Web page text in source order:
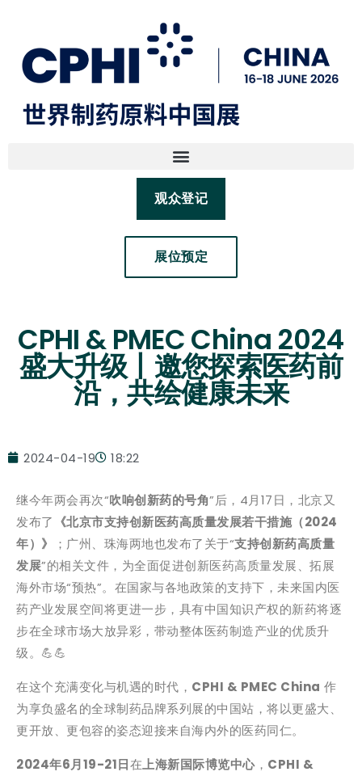
观众登记
展位预定
CPHI & PMEC China 2024
盛大升级丨邀您探索医药前
沿，共绘健康未来
2024-04-19 18:22
继今年两会再次“吹响创新药的号角”后，4月17日，北京又
发布了 《北京市支持创新医药高质量发展若干措施（2024
年）》
；广州、珠海两地也发布了关于“支持创新药高质量
发展”的相关文件，为全面促进创新医药高质量发展、拓展
海外市场“预热”。在国家与各地政策的支持下，未来国内医
药产业发展空间将更进一步，具有中国知识产权的新药将逐
步在全球市场大放异彩，带动整体医药制造产业的优质升
级。💪💪
在这个充满变化与机遇的时代， CPHI & PMEC China 作
为享负盛名的全球制药品牌系列展的中国站，将以更盛大、
更开放、更包容的姿态迎接来自海内外的医药同仁。
2024年6月19-21日在上海新国际博览中心， CPHI &